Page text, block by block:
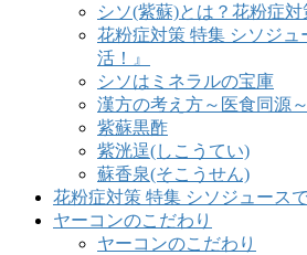
シソ(紫蘇)とは？花粉症対
花粉症対策 特集 シソジュ
活！』
シソはミネラルの宝庫
漢方の考え方～医食同源～
紫蘇黒酢
紫洸逞(しこうてい)
蘇香泉(そこうせん)
花粉症対策 特集 シソジュース
ヤーコンのこだわり
ヤーコンのこだわり